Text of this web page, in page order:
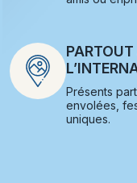
Présents
envolées,
uniques.